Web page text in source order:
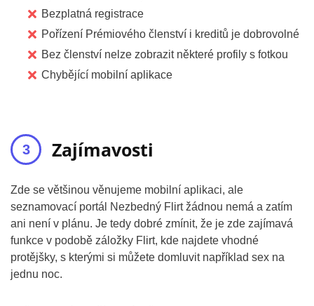
Bezplatná registrace
Pořízení Prémiového členství i kreditů je dobrovolné
Bez členství nelze zobrazit některé profily s fotkou
Chybějící mobilní aplikace
Zajímavosti
Zde se většinou věnujeme mobilní aplikaci, ale
seznamovací portál Nezbedný Flirt žádnou nemá a zatím
ani není v plánu. Je tedy dobré zmínit, že je zde zajímavá
funkce v podobě záložky Flirt, kde najdete vhodné
protějšky, s kterými si můžete domluvit například sex na
jednu noc.